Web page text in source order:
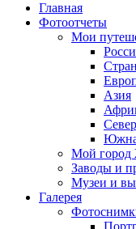
Главная
Фотоотчеты
Мои
Азия
Мой город
Заводы и
Музеи и
Галерея